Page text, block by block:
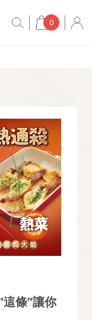
0
這條”讓你